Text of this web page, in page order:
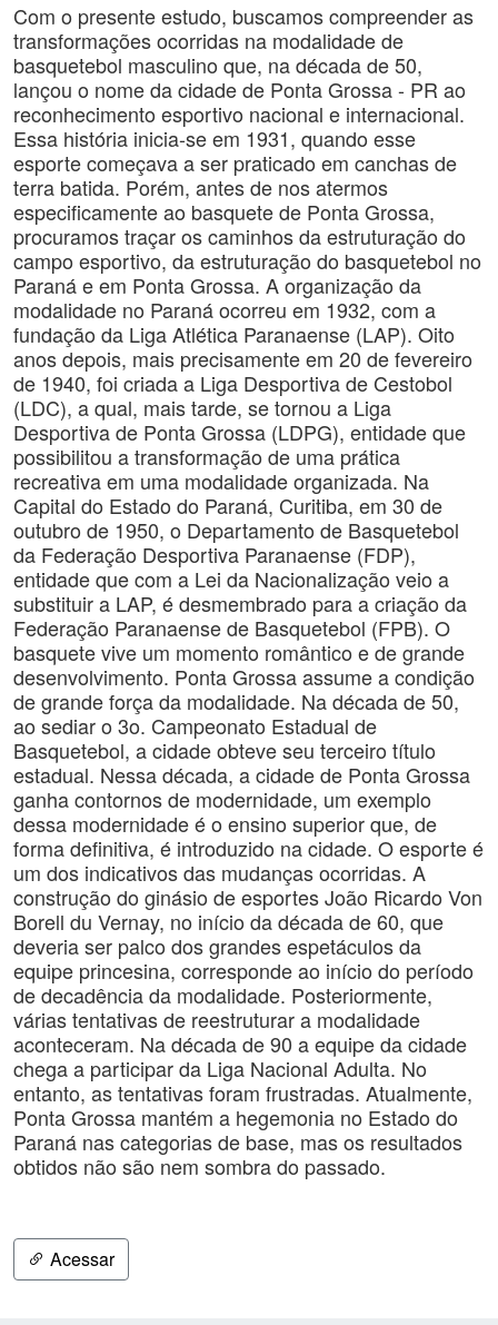
Com o presente estudo, buscamos compreender as
transformações ocorridas na modalidade de
basquetebol masculino que, na década de 50,
lançou o nome da cidade de Ponta Grossa - PR ao
reconhecimento esportivo nacional e internacional.
Essa história inicia-se em 1931, quando esse
esporte começava a ser praticado em canchas de
terra batida. Porém, antes de nos atermos
especificamente ao basquete de Ponta Grossa,
procuramos traçar os caminhos da estruturação do
campo esportivo, da estruturação do basquetebol no
Paraná e em Ponta Grossa. A organização da
modalidade no Paraná ocorreu em 1932, com a
fundação da Liga Atlética Paranaense (LAP). Oito
anos depois, mais precisamente em 20 de fevereiro
de 1940, foi criada a Liga Desportiva de Cestobol
(LDC), a qual, mais tarde, se tornou a Liga
Desportiva de Ponta Grossa (LDPG), entidade que
possibilitou a transformação de uma prática
recreativa em uma modalidade organizada. Na
Capital do Estado do Paraná, Curitiba, em 30 de
outubro de 1950, o Departamento de Basquetebol
da Federação Desportiva Paranaense (FDP),
entidade que com a Lei da Nacionalização veio a
substituir a LAP, é desmembrado para a criação da
Federação Paranaense de Basquetebol (FPB). O
basquete vive um momento romântico e de grande
desenvolvimento. Ponta Grossa assume a condição
de grande força da modalidade. Na década de 50,
ao sediar o 3o. Campeonato Estadual de
Basquetebol, a cidade obteve seu terceiro título
estadual. Nessa década, a cidade de Ponta Grossa
ganha contornos de modernidade, um exemplo
dessa modernidade é o ensino superior que, de
forma definitiva, é introduzido na cidade. O esporte é
um dos indicativos das mudanças ocorridas. A
construção do ginásio de esportes João Ricardo Von
Borell du Vernay, no início da década de 60, que
deveria ser palco dos grandes espetáculos da
equipe princesina, corresponde ao início do período
de decadência da modalidade. Posteriormente,
várias tentativas de reestruturar a modalidade
aconteceram. Na década de 90 a equipe da cidade
chega a participar da Liga Nacional Adulta. No
entanto, as tentativas foram frustradas. Atualmente,
Ponta Grossa mantém a hegemonia no Estado do
Paraná nas categorias de base, mas os resultados
obtidos não são nem sombra do passado.
Acessar